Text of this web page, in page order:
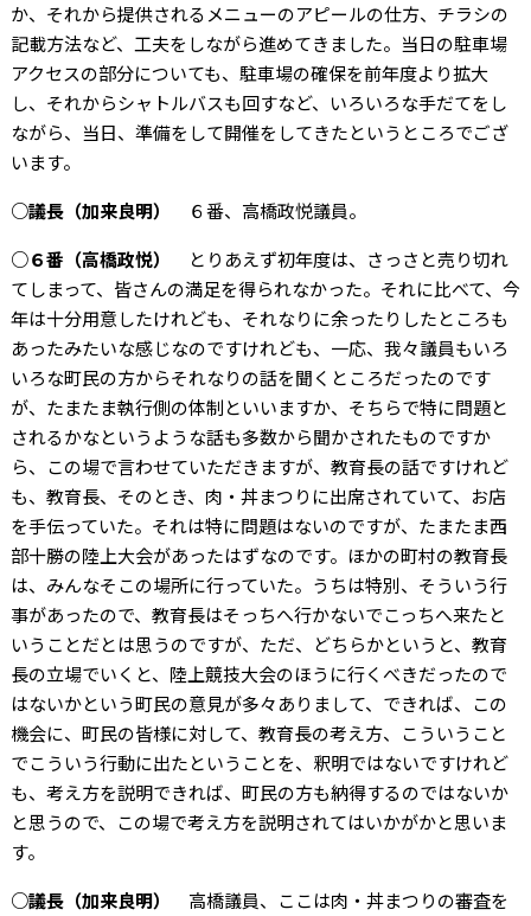
か、それから提供されるメニューのアピールの仕方、チラシの
記載方法など、工夫をしながら進めてきました。当日の駐車場
アクセスの部分についても、駐車場の確保を前年度より拡大
し、それからシャトルバスも回すなど、いろいろな手だてをし
ながら、当日、準備をして開催をしてきたというところでござ
います。
○議長（加来良明）
６番、高橋政悦議員。
○６番（高橋政悦）
とりあえず初年度は、さっさと売り切れ
てしまって、皆さんの満足を得られなかった。それに比べて、今
年は十分用意したけれども、それなりに余ったりしたところも
あったみたいな感じなのですけれども、一応、我々議員もいろ
いろな町民の方からそれなりの話を聞くところだったのです
が、たまたま執行側の体制といいますか、そちらで特に問題と
されるかなというような話も多数から聞かされたものですか
ら、この場で言わせていただきますが、教育長の話ですけれど
も、教育長、そのとき、肉・丼まつりに出席されていて、お店
を手伝っていた。それは特に問題はないのですが、たまたま西
部十勝の陸上大会があったはずなのです。ほかの町村の教育長
は、みんなそこの場所に行っていた。うちは特別、そういう行
事があったので、教育長はそっちへ行かないでこっちへ来たと
いうことだとは思うのですが、ただ、どちらかというと、教育
長の立場でいくと、陸上競技大会のほうに行くべきだったので
はないかという町民の意見が多々ありまして、できれば、この
機会に、町民の皆様に対して、教育長の考え方、こういうこと
でこういう行動に出たということを、釈明ではないですけれど
も、考え方を説明できれば、町民の方も納得するのではないか
と思うので、この場で考え方を説明されてはいかがかと思いま
す。
○議長（加来良明）
高橋議員、ここは肉・丼まつりの審査を